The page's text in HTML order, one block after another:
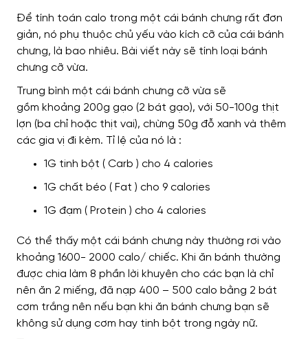
Để tính toán calo trong một cái bánh chưng rất đơn
giản, nó phụ thuộc chủ yếu vào kích cỡ của cái bánh
chưng, là bao nhiêu. Bài viết này sẽ tính loại bánh
chưng cỡ vừa.
Trung bình một cái bánh chưng cỡ vừa sẽ
gồm khoảng 200g gạo (2 bát gạo), với 50-100g thịt
lợn (ba chỉ hoặc thịt vai), chừng 50g đỗ xanh và thêm
các gia vị đi kèm. Tỉ lệ của nó là :
1G tinh bột ( Carb ) cho 4 calories
1G chất béo ( Fat ) cho 9 calories
1G đạm ( Protein ) cho 4 calories
Có thể thấy một cái bánh chưng này thường rơi vào
khoảng 1600- 2000 calo/ chiếc. Khi ăn bánh thường
được chia làm 8 phần lời khuyên cho các bạn là chỉ
nên ăn 2 miếng, đã nạp 400 – 500 calo bằng 2 bát
cơm trắng nên nếu bạn khi ăn bánh chưng bạn sẽ
không sử dụng cơm hay tinh bột trong ngày nữ.